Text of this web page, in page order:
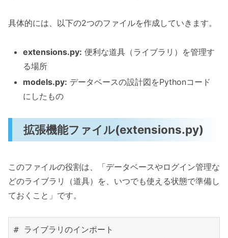
具体的には、以下の2つのファイルを作成していきます。
extensions.py: 便利な道具（ライブラリ）を管理す
る場所
models.py: データベースの設計図をPythonコード
にしたもの
拡張機能ファイル(extensions.py)
このファイルの役割は、「データベースやログイン管理な
どのライブラリ（道具）を、いつでも使える状態で準備し
ておくこと」です。
# ライブラリのインポート